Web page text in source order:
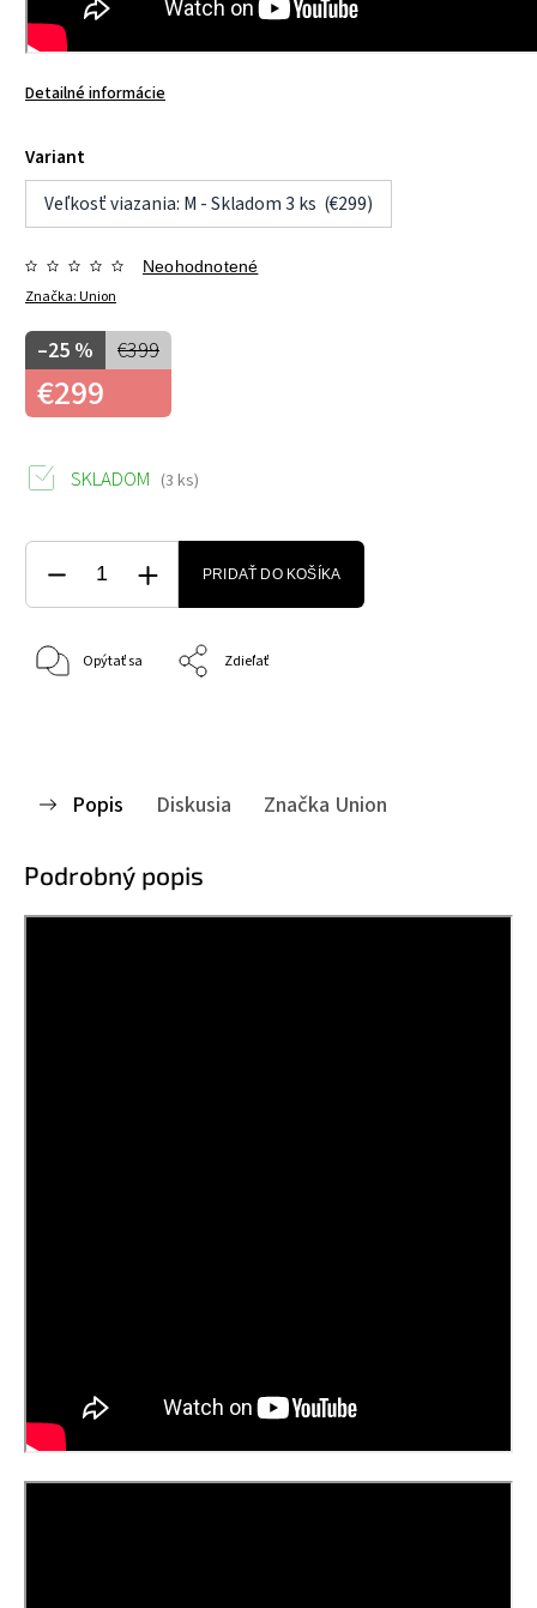
Detailné informácie
Variant
Veľkosť viazania: M - Skladom 3 ks (€299)
Značka:Union
Neohodnotené
€399
–25 %
€299
SKLADOM (3 ks)
PRIDAŤ DO KOŠÍKA
Opýtať sa Zdieľať
Popis Diskusia Značka Union
Podrobný popis